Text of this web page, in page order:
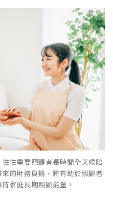
往需要照顧者長時間全天候陪
的財務負擔，將有助於照顧者
家庭長期照顧能量。